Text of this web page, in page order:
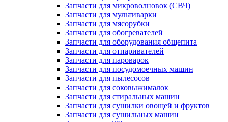
Запчасти для микроволновок (СВЧ)
Запчасти для мультиварки
Запчасти для мясорубки
Запчасти для обогревателей
Запчасти для оборудования общепита
Запчасти для отпаривателей
Запчасти для пароварок
Запчасти для посудомоечных машин
Запчасти для пылесосов
Запчасти для соковыжималок
Запчасти для стиральных машин
Запчасти для сушилки овощей и фруктов
Запчасти для сушильных машин